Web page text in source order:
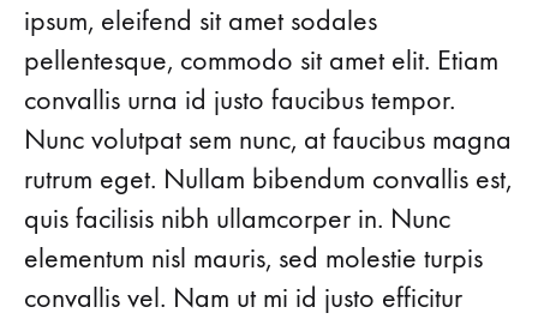
ipsum, eleifend sit amet sodales
pellentesque, commodo sit amet elit. Etiam
convallis urna id justo faucibus tempor.
Nunc volutpat sem nunc, at faucibus magna
rutrum eget. Nullam bibendum convallis est,
quis facilisis nibh ullamcorper in. Nunc
elementum nisl mauris, sed molestie turpis
convallis vel. Nam ut mi id justo efficitur